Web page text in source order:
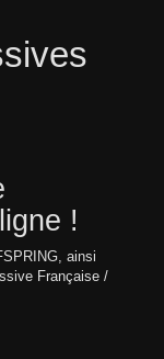
!
ainsi
Française /